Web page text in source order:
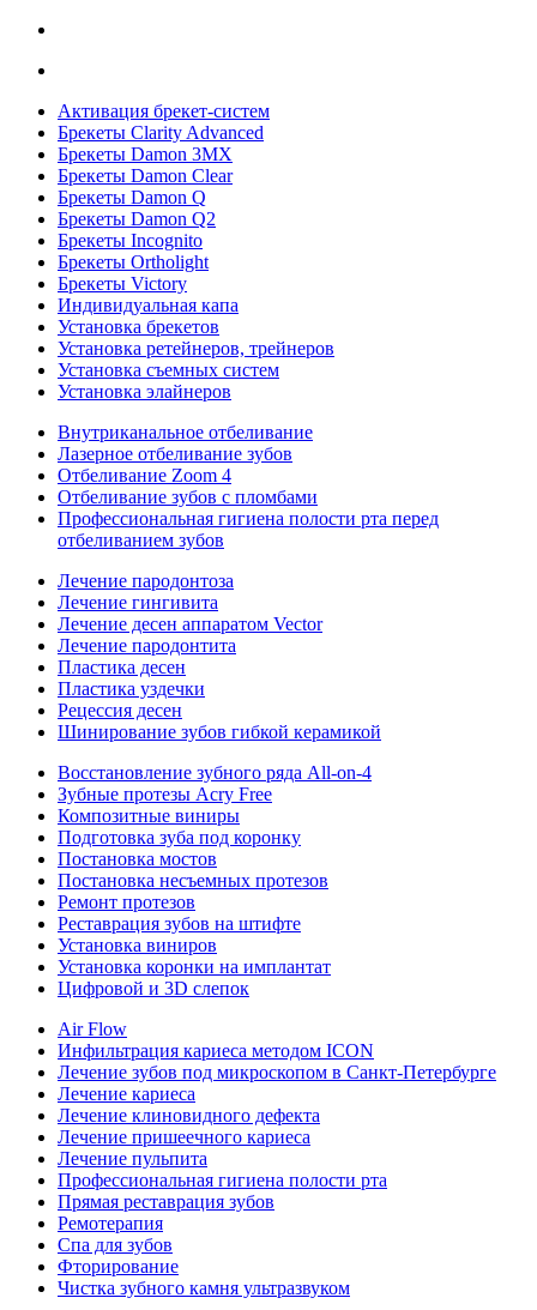
Активация брекет-систем
Брекеты Clarity Advanced
Брекеты Damon 3MX
Брекеты Damon Clear
Брекеты Damon Q
Брекеты Damon Q2
Брекеты Incognito
Брекеты Ortholight
Брекеты Victory
Индивидуальная капа
Установка брекетов
Установка ретейнеров, трейнеров
Установка съемных систем
Установка элайнеров
Внутриканальное отбеливание
Лазерное отбеливание зубов
Отбеливание Zoom 4
Отбеливание зубов с пломбами
Профессиональная гигиена полости рта перед
отбеливанием зубов
Лечение пародонтоза
Лечение гингивита
Лечение десен аппаратом Vector
Лечение пародонтита
Пластика десен
Пластика уздечки
Рецессия десен
Шинирование зубов гибкой керамикой
Восстановление зубного ряда All‑on‑4
Зубные протезы Acry Free
Композитные виниры
Подготовка зуба под коронку
Постановка мостов
Постановка несъемных протезов
Ремонт протезов
Реставрация зубов на штифте
Установка виниров
Установка коронки на имплантат
Цифровой и 3D слепок
Air Flow
Инфильтрация кариеса методом ICON
Лечение зубов под микроскопом в Санкт-Петербурге
Лечение кариеса
Лечение клиновидного дефекта
Лечение пришеечного кариеса
Лечение пульпита
Профессиональная гигиена полости рта
Прямая реставрация зубов
Ремотерапия
Спа для зубов
Фторирование
Чистка зубного камня ультразвуком